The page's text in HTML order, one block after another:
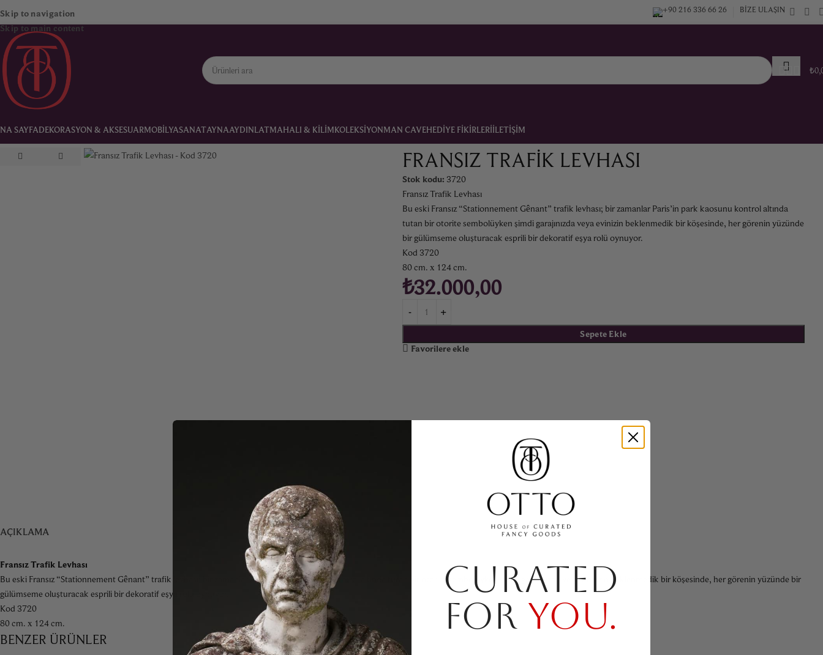
Skip to navigation
Skip to main content
+90 216 336 66 26 BIZE ULAŞIN
₺
SAYFADEKORASYON & AKSESUARMOBILYASANATAYNAAYDINLATMAHALI & KILIMKOLEKSIYONMAN CAVEHEDIYE FIKIRLERIİLETIŞIM
FRANSIZ TRAFIK LEVHASI
Stok kodu: 3720
Fransız Trafik Levhası
Bu eski Fransız “Stationnement Gênant” trafik levhası; bir zamanlar Paris’in park kaosunu kontrol altında
tutan bir otorite sembolüyken şimdi garajınızda veya evinizin beklenmedik bir köşesinde, her görenin yüzünde
bir gülümseme oluşturacak esprili bir dekoratif eşya rolü oynuyor.
Kod 3720
80 cm. x 124 cm.
₺32.000,00
Sepete Ekle
Favorilere ekle
AÇIKLAMA
Fransız Trafik Levhası
Bu eski Fransız “Stationnement Gênant” trafik levhası; bir zamanlar Paris’in park kaosunu kontrol altında tutan bir otorite sembolüyken şimdi garajınızda veya evinizin beklenmedik bir köşesinde, her görenin yüzünde bir
gülümseme oluşturacak esprili bir dekoratif eşya rolü oynuyor.
Kod 3720
80 cm. x 124 cm.
BENZER ÜRÜNLER
CURATED
FOR YOU.